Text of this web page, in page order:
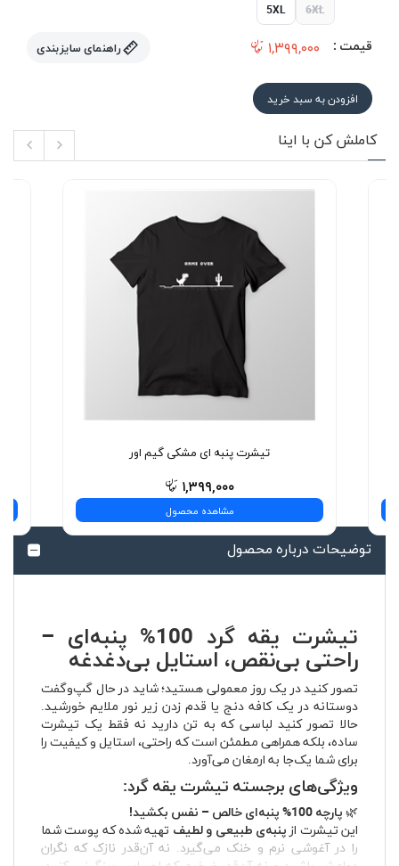
5XL 6XL
قیمت : ۱,۳۹۹,۰۰۰ راهنمای سایزبندی
افزودن به سبد خرید
کاملش کن با اینا
تیشرت پنبه ای مشکی گیم اور
۱,۳۹۹,۰۰۰
مشاهده محصول
توضیحات درباره محصول
تیشرت یقه گرد 100% پنبه‌ای –
راحتی بی‌نقص، استایل بی‌دغدغه
تصور کنید در یک روز معمولی هستید؛ شاید در حال گپ‌وگفت
دوستانه در یک کافه دنج یا قدم زدن زیر نور ملایم خورشید.
حالا تصور کنید لباسی که به تن دارید نه فقط یک تیشرت
ساده، بلکه همراهی مطمئن است که راحتی، استایل و کیفیت را
برای شما یک‌جا به ارمغان می‌آورد.
ویژگی‌های برجسته تیشرت یقه گرد:
🌿 پارچه 100% پنبه‌ای خالص – نفس بکشید!
این تیشرت از پنبه‌ی طبیعی و لطیف تهیه شده که پوست شما
را در آغوشی نرم و خنک می‌گیرد. نه آن‌قدر نازک که نگران